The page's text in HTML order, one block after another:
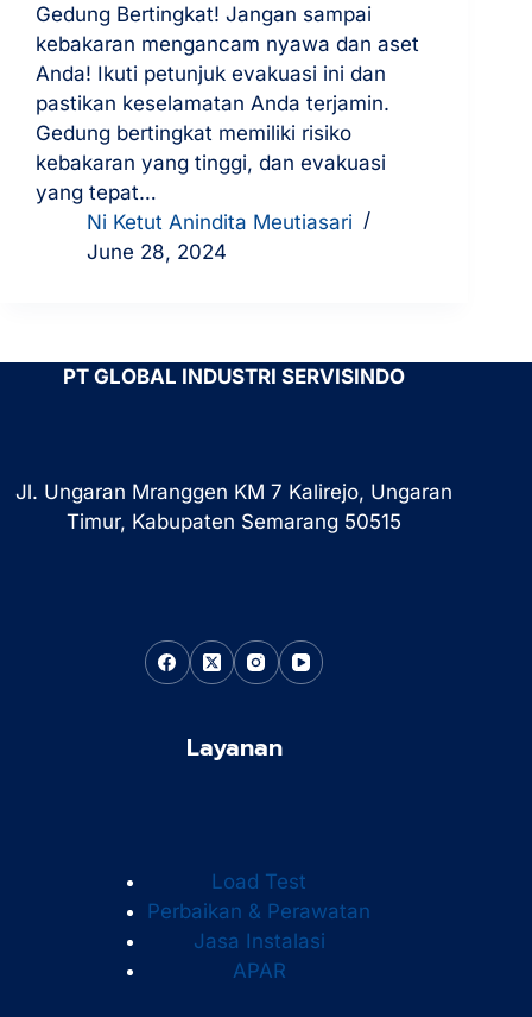
Gedung Bertingkat! Jangan sampai
kebakaran mengancam nyawa dan aset
Anda! Ikuti petunjuk evakuasi ini dan
pastikan keselamatan Anda terjamin.
Gedung bertingkat memiliki risiko
kebakaran yang tinggi, dan evakuasi
yang tepat…
Ni Ketut Anindita Meutiasari
June 28, 2024
PT GLOBAL INDUSTRI SERVISINDO
Jl. Ungaran Mranggen KM 7 Kalirejo, Ungaran
Timur, Kabupaten Semarang 50515
Layanan
Load Test
Perbaikan & Perawatan
Jasa Instalasi
APAR